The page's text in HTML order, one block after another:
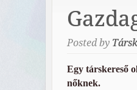
Posted by
Egy társkereső
nőknek.